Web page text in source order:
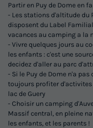
Partir en Puy de Dome en
- Les stations d'altitude du
disposent du Label
vacances au camping a la
- Vivre quelques jours au
les enfants : c'est une
decidez d'aller au parc
- Si le Puy de Dome n'a
toujours profiter d'activites
lac de Guery
- Choisir un camping
Massif central, en pleine
les enfants, et les parents !